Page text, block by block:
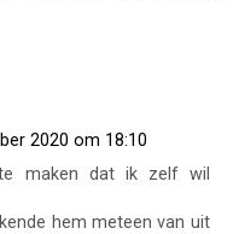
2020 om 18:10
maken dat ik zelf wil
hem meteen van uit